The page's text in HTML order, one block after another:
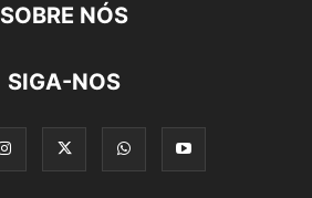
SOBRE NÓS
SIGA-NOS